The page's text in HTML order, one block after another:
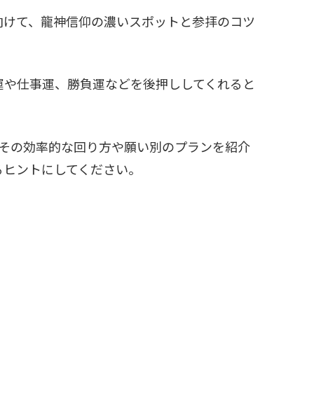
て、龍神信仰の濃いスポットと参拝のコツ
仕事運、勝負運などを後押ししてくれると
の効率的な回り方や願い別のプランを紹介
ントにしてください。